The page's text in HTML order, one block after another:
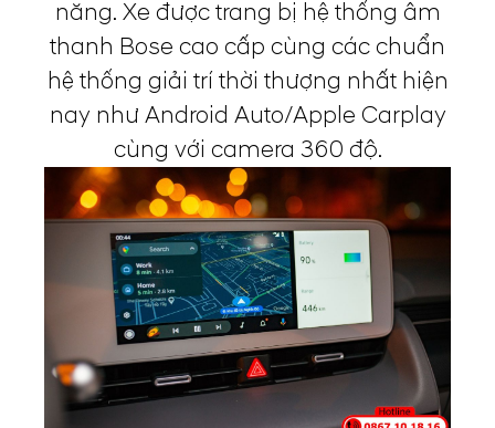
năng. Xe được trang bị hệ thống âm
thanh Bose cao cấp cùng các chuẩn
hệ thống giải trí thời thượng nhất hiện
nay như Android Auto/Apple Carplay
cùng với camera 360 độ.